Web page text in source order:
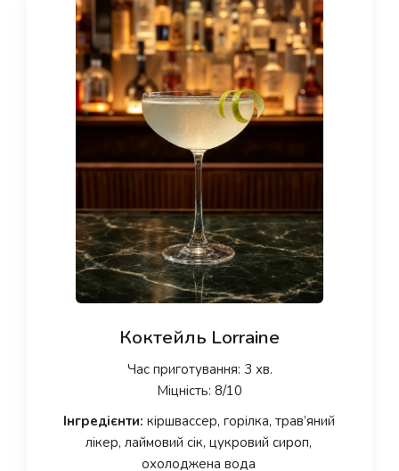
Коктейль Lorraine
Час приготування: 3 хв.
Міцність: 8/10
Інгредієнти: кіршвассер, горілка, трав’яний
лікер, лаймовий сік, цукровий сироп,
охолоджена вода